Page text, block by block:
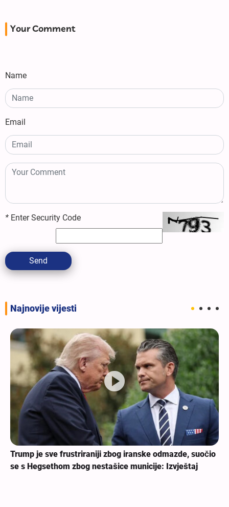
Your Comment
Name
Email
* Enter Security Code
Send
Najnovije vijesti
Trump je sve frustriraniji zbog iranske odmazde, suočio
se s Hegsethom zbog nestašice municije: Izvještaj